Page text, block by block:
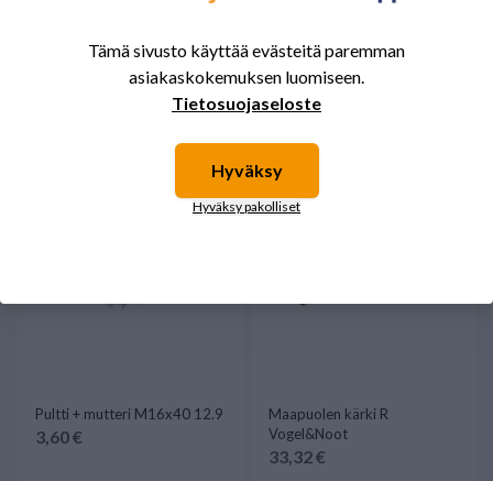
Saatavilla
Pultti + mutteri M16x40 12.9
3,60 €
Maapuolen kärki R
Vogel&Noot
33,32 €
Tämä sivusto käyttää evästeitä paremman
asiakaskokemuksen luomiseen.
Tietosuojaseloste
Hyväksy
Hyväksy pakolliset